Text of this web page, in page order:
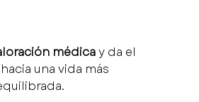
médica y da el
una vida más